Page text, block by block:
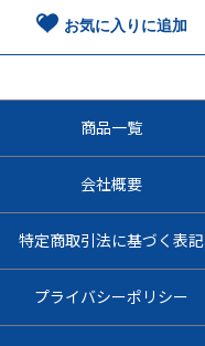
お気に入りに追加
商品一覧
会社概要
特定商取引法に基づく表記
プライバシーポリシー